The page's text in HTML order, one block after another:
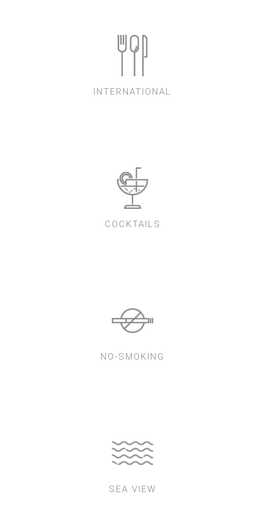
INTERNATIONAL
COCKTAILS
NO-SMOKING
SEA VIEW